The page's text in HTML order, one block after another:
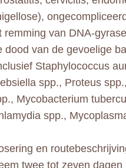
remming van DNA-
dood van de gevoelige
Staphylococcus
spp., Proteus
Mycobacterium
spp.,
en
twee tot zeven